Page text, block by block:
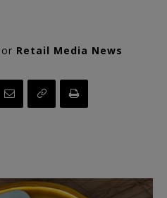
Retail Media News